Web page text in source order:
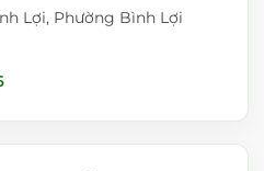
Lợi, Phường Bình Lợi